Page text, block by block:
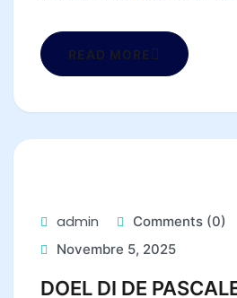
READ MORE
admin
Comments (0)
Novembre 5, 2025
DOEL DI DE